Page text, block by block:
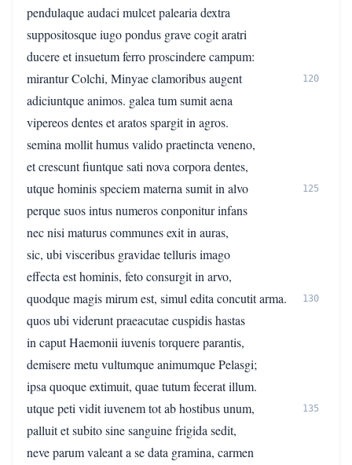
pendulaque audaci mulcet palearia dextra
suppositosque iugo pondus grave cogit aratri
ducere et insuetum ferro proscindere campum:
mirantur Colchi, Minyae clamoribus augent
120
adiciuntque animos. galea tum sumit aena
vipereos dentes et aratos spargit in agros.
semina mollit humus valido praetincta veneno,
et crescunt fiuntque sati nova corpora dentes,
utque hominis speciem materna sumit in alvo
125
perque suos intus numeros conponitur infans
nec nisi maturus communes exit in auras,
sic, ubi visceribus gravidae telluris imago
effecta est hominis, feto consurgit in arvo,
quodque magis mirum est, simul edita concutit arma.
130
quos ubi viderunt praeacutae cuspidis hastas
in caput Haemonii iuvenis torquere parantis,
demisere metu vultumque animumque Pelasgi;
ipsa quoque extimuit, quae tutum fecerat illum.
utque peti vidit iuvenem tot ab hostibus unum,
135
palluit et subito sine sanguine frigida sedit,
neve parum valeant a se data gramina, carmen